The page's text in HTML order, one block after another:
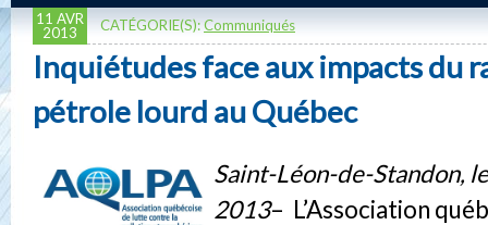
11 AVR
2013
CATÉGORIE(S):Communiqués
Inquiétudes face aux impacts du
pétrole lourd au Québec
Saint-Léon-de-Standon,
2013– L’Association